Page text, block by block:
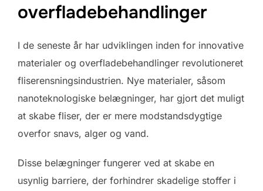
overfladebehandlinger
I de seneste år har udviklingen inden for innovative
materialer og overfladebehandlinger revolutioneret
fliserensningsindustrien. Nye materialer, såsom
nanoteknologiske belægninger, har gjort det muligt
at skabe fliser, der er mere modstandsdygtige
overfor snavs, alger og vand.
Disse belægninger fungerer ved at skabe en
usynlig barriere, der forhindrer skadelige stoffer i